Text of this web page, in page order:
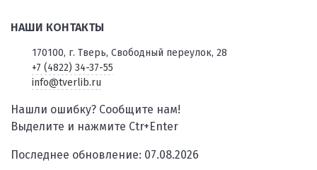
НАШИ КОНТАКТЫ
170100, г. Тверь, Свободный переулок, 28
+7 (4822) 34-37-55
info@tverlib.ru
Нашли ошибку? Сообщите нам!
Выделите и нажмите Ctr+Enter
Последнее обновление: 07.08.2026